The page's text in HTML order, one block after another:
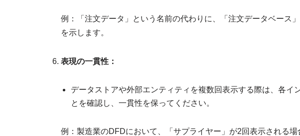
例：「注文データ」という名前の代わりに、「注文データベース
を示します。
表現の一貫性：
データストアや外部エンティティを複数回表示する際は、各イ
とを確認し、一貫性を保ってください。
例：製造業のDFDにおいて、「サプライヤー」が2回表示される